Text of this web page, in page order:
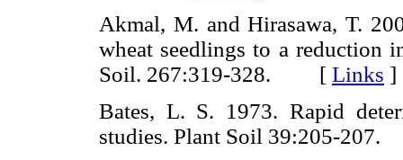
Akmal, M. and Hirasawa, T.
wheat seedlings to a reduction
Soil. 267:319-328. [ Links ]
Bates, L. S. 1973. Rapid
studies. Plant Soil 39:205-